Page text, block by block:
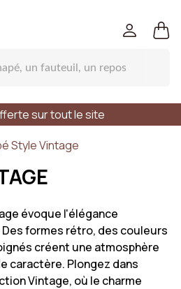
sur tout le site
Style Vintage
évoque l'élégance
formes rétro, des couleurs
créent une atmosphère
caractère. Plongez dans
Vintage, où le charme